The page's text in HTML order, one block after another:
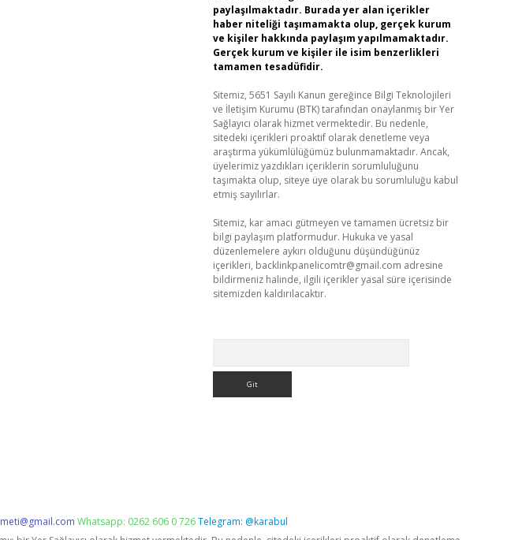
paylaşılmaktadır. Burada yer alan içerikler
haber niteliği taşımamakta olup, gerçek kurum
ve kişiler hakkında paylaşım yapılmamaktadır.
Gerçek kurum ve kişiler ile isim benzerlikleri
tamamen tesadüfidir.
Sitemiz, 5651 Sayılı Kanun gereğince Bilgi Teknolojileri
ve İletişim Kurumu (BTK) tarafından onaylanmış bir Yer
Sağlayıcı olarak hizmet vermektedir. Bu nedenle,
sitedeki içerikleri proaktif olarak denetleme veya
araştırma yükümlülüğümüz bulunmamaktadır. Ancak,
üyelerimiz yazdıkları içeriklerin sorumluluğunu
taşımakta olup, siteye üye olarak bu sorumluluğu kabul
etmiş sayılırlar.
Sitemiz, kar amacı gütmeyen ve tamamen ücretsiz bir
bilgi paylaşım platformudur. Hukuka ve yasal
düzenlemelere aykırı olduğunu düşündüğünüz
içerikleri, backlinkpanelicomtr@gmail.com adresine
bildirmeniz halinde, ilgili içerikler yasal süre içerisinde
sitemizden kaldırılacaktır.
Whatsapp: 0262 606 0 726Telegram: @karabul